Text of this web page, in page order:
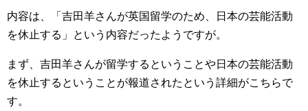
内容は、「吉田羊さんが英国留学のため、日本の芸能活動
を休止する」という内容だったようですが。
まず、吉田羊さんが留学するということや日本の芸能活動
を休止するということが報道されたという詳細がこちらで
す。